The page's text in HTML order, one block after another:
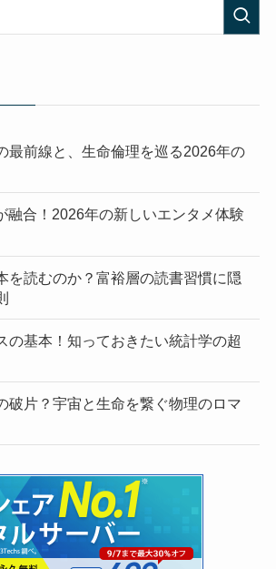
最前線と、生命倫理を巡る2026年の
融合！2026年の新しいエンタメ体験
を読むのか？富裕層の読書習慣に隠
の基本！知っておきたい統計学の超
破片？宇宙と生命を繋ぐ物理のロマ